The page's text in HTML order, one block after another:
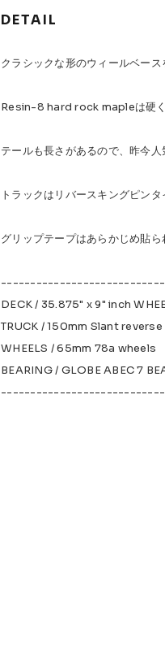
AREth Pro-Tec
DETAIL
クラシックな形のウィールベー
Resin-8 hard rock mapleは硬く
テールも長さがあるので、昨今
トラックはリバースキングピンタ
グリップテープはあらかじめ貼
DECK / 35.875" x 9" inch
TRUCK / 150mm Slant
WHEELS / 65mm 78a wheels
BEARING / GLOBE ABEC 7